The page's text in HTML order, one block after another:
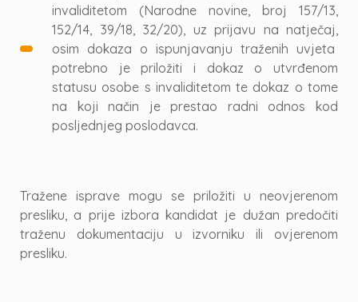
invaliditetom (Narodne novine, broj 157/13,
152/14, 39/18, 32/20), uz prijavu na natječaj,
osim dokaza o ispunjavanju traženih uvjeta
potrebno je priložiti i dokaz o utvrđenom
statusu osobe s invaliditetom te dokaz o tome
na koji način je prestao radni odnos kod
posljednjeg poslodavca.
Tražene isprave mogu se priložiti u neovjerenom
presliku, a prije izbora kandidat je dužan predočiti
traženu dokumentaciju u izvorniku ili ovjerenom
presliku.